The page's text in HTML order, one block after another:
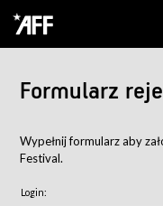
Formularz
Wypełnij formularz aby
Festival.
Login: